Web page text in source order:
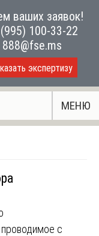
ваших заявок!
100-33-22
888@fse.ms
экспертизу
МЕНЮ
с